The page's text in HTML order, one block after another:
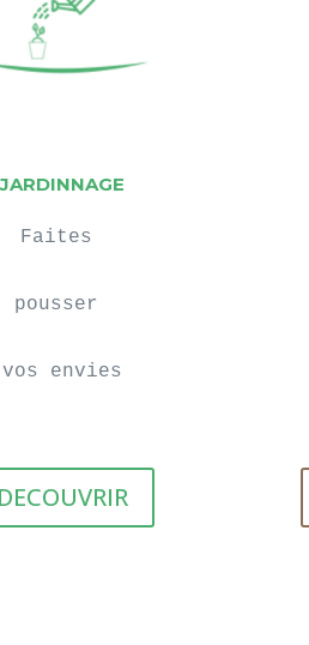
JARDINNAGE
Faites
pousser
vos envies
DECOUVRIR